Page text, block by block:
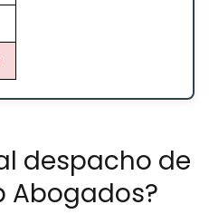
despacho de
Abogados?